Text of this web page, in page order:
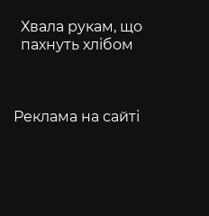
Хвала рукам, що
пахнуть хлібом
Реклама на сайті